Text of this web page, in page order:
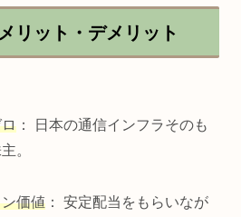
リット・デメリット
： 日本の通信インフラそのも
。
価値 ： 安定配当をもらいなが